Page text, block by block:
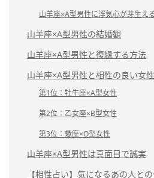
山羊座×A型男性に浮気心が芽生え
山羊座×A型男性の結婚観
山羊座×A型男性と復縁する方法
山羊座×A型男性と相性の良い女性
第1位：牡牛座×A型女性
第2位：乙女座×B型女性
第3位：蠍座×O型女性
山羊座×A型男性は真面目で誠実
【相性占い】気になるあの人と